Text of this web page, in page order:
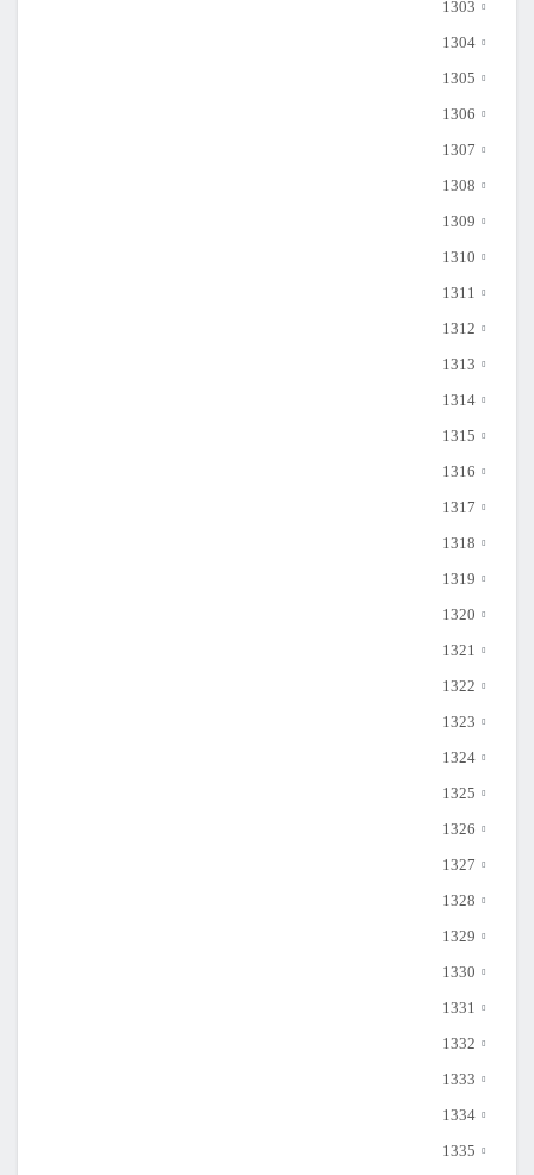
1303
1304
1305
1306
1307
1308
1309
1310
1311
1312
1313
1314
1315
1316
1317
1318
1319
1320
1321
1322
1323
1324
1325
1326
1327
1328
1329
1330
1331
1332
1333
1334
1335